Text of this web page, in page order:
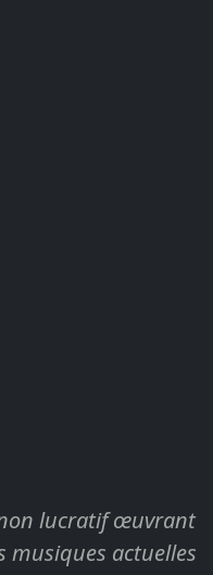
lucratif œuvrant
musiques actuelles